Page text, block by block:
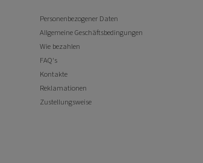
Personenbezogener Daten
Allgemeine Geschäftsbedingungen
Wie bezahlen
FAQ's
Kontakte
Reklamationen
Zustellungsweise